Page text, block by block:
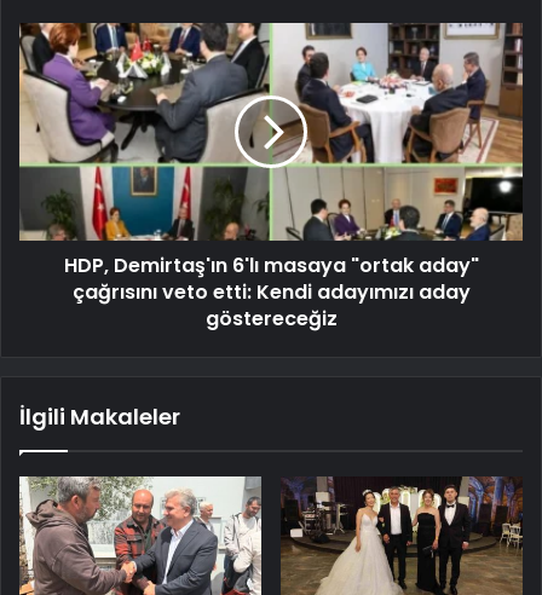
HDP, Demirtaş'ın 6'lı masaya "ortak aday"
çağrısını veto etti: Kendi adayımızı aday
göstereceğiz
İlgili Makaleler